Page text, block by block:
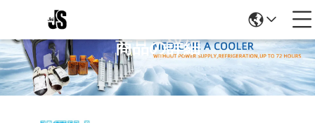
商品の詳細